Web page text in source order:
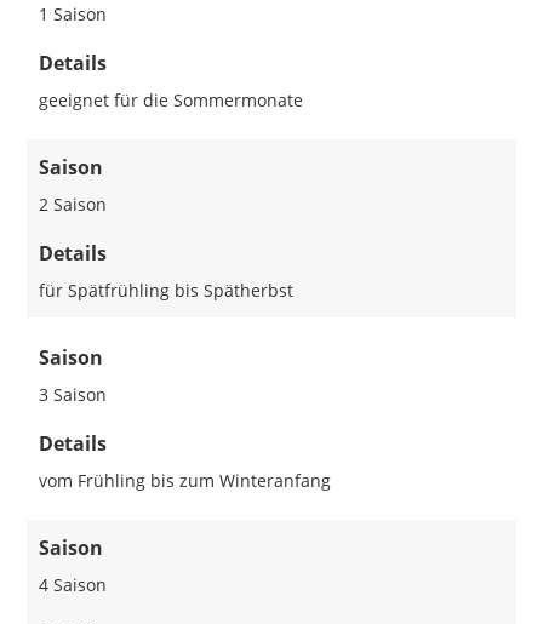
1 Saison
Details
geeignet für die Sommermonate
Saison
2 Saison
Details
für Spätfrühling bis Spätherbst
Saison
3 Saison
Details
vom Frühling bis zum Winteranfang
Saison
4 Saison